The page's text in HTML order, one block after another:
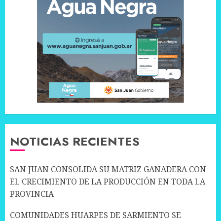
NOTICIAS RECIENTES
SAN JUAN CONSOLIDA SU MATRIZ GANADERA CON
EL CRECIMIENTO DE LA PRODUCCIÓN EN TODA LA
PROVINCIA
COMUNIDADES HUARPES DE SARMIENTO SE